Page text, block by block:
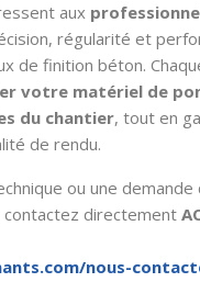
aux
régularité et
de finition béton.
votre matériel de
du chantier, tout en
de rendu.
ou une demande
contactez directement
nous-